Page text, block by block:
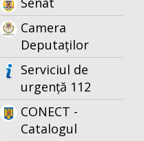
Camera
Deputaților
Serviciul de
urgență 112
CONECT -
Catalogul